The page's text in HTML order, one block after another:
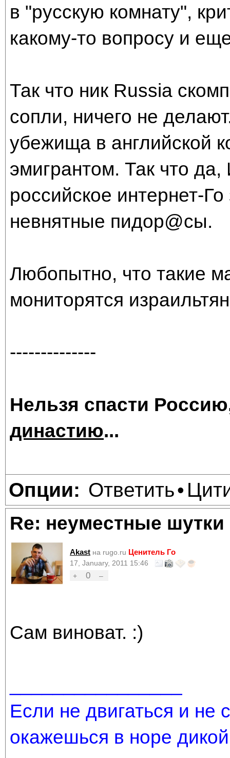
в "русскую комнату",
какому-то вопросу и
Так что ник Russia
сопли, ничего не
убежища в английской
эмигрантом. Так что
российское интернет-
невнятные пидор@сы.
Любопытно, что такие
мониторятся
--------------
Нельзя спасти
династию...
Опции: Ответить•
Re: неуместные шутки
Akast на rugo.ru Ценитель Го
17, January, 2011 15:46
+
0 –
Сам виноват. :)
Если не двигаться и не
окажешься в норе